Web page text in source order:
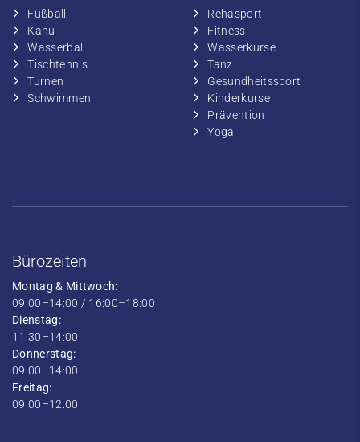
Fußball
​Kanu
​Wasserball
​Tischtennis
​​Turnen
​​Schwimmen
​Rehasport
​​Fitness
​​Wasserkurse
​​Tanz
​Gesundheitssport
​Kinderkurse
Prävention
Yoga
Bürozeiten
Montag & Mittwoch:
09:00–14:00 / 16:00–18:00
Dienstag:
11:30–14:00
Donnerstag:
09:00–14:00
Freitag:
09:00–12:00